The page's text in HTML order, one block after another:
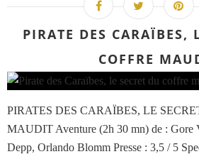
PIRATE DES CARAÏBES,
COFFRE
PIRATES DES CARAÏBES, LE
MAUDIT Aventure (2h 30 mn) de : Gore
Depp, Orlando Blomm Presse : 3,5 / 5